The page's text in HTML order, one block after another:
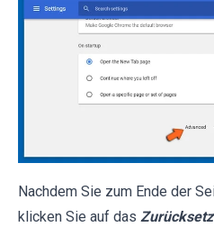
Nachdem Sie zum Ende der
klicken Sie auf das